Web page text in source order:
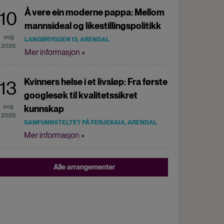
10
aug
2026
Å vere ein moderne pappa: Mellom
mannsideal og likestillingspolitikk
LANGBRYGGEN 13, ARENDAL
Mer informasjon »
13
aug
2026
Kvinners helse i et livsløp: Fra første
googlesøk til kvalitetssikret
kunnskap
SAMFUNNSTELTET PÅ FERJEKAIA, ARENDAL
Mer informasjon »
Alle arrangementer